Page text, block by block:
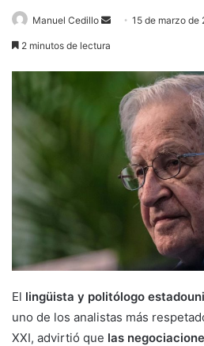
Manuel Cedillo
Send15 de marzo de
2 minutos de lectura
El lingüista y politólogo
uno de los analistas más
XXI, advirtió que las